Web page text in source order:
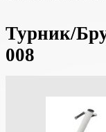
Турник/
008